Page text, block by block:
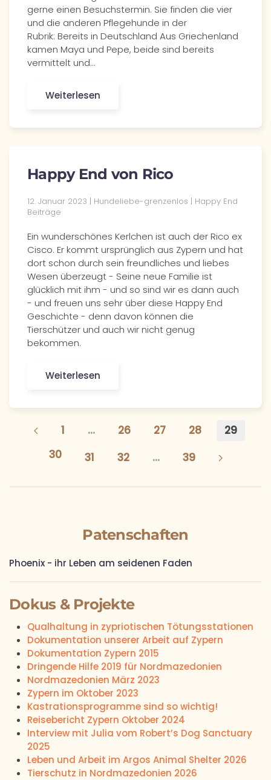
gerne einen Besuchstermin. Sie finden die vier
und die anderen Pflegehunde in der
Rubrik: Bereits in Deutschland Aus Griechenland
kamen Maya und Pepe, beide sind bereits
vermittelt und…
Weiterlesen
Happy End von Rico
12. Januar 2023 | Hundeliebe-grenzenlos | Happy End
Beiträge
Ein wunderschönes Kerlchen ist auch der Rico ex
Cisco. Er kommt ursprünglich aus Zypern und hat
dort schon durch sein freundliches und liebes
Wesen überzeugt - Seine neue Familie ist
glücklich mit ihm - und so sind wir es dann auch
- und freuen uns sehr über diese Happy End
Geschichte - denn davon können die
Tierschützer und auch wir nicht genug
bekommen.
Weiterlesen
1 … 26 27 28
29
30
31 32 … 39
Patenschaften
Phoenix - ihr Leben am seidenen Faden
Dokus & Projekte
Qualhaltung in zypriotischen Tötungsstationen
Dokumentation unserer Arbeit auf Zypern
Dokumentation Zypern 2015
Dringende Hilfe 2019 für Nordmazedonien
Nordmazedonien März 2023
Zypern im Oktober 2023
Kastrationsprogramme sind so wichtig!
Reisebericht Zypern Oktober 2024
Interview mit Julia vom Robert’s Dog Sanctuary
2025
Leben und Arbeit im Argos Animal Shelter 2026
Tierschutz in Nordmazedonien 2026